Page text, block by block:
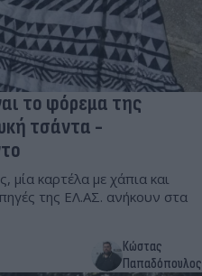
το φόρεμα της
τσάντα -
μία καρτέλα με χάπια και
της ΕΛ.ΑΣ. ανήκουν στα
Κώστας
Παπαδόπουλος